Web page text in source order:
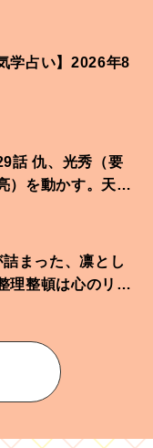
学占い】2026年8
話 仇、光秀（要
）を動かす。天下
まった、凛とし
理整頓は心のリズ